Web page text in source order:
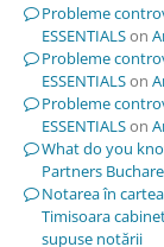
Probleme
ESSENTIALSon
Probleme
ESSENTIALSon
Probleme
ESSENTIALSon
What do you
Partners
Notarea în
Timisoara
supuse notării